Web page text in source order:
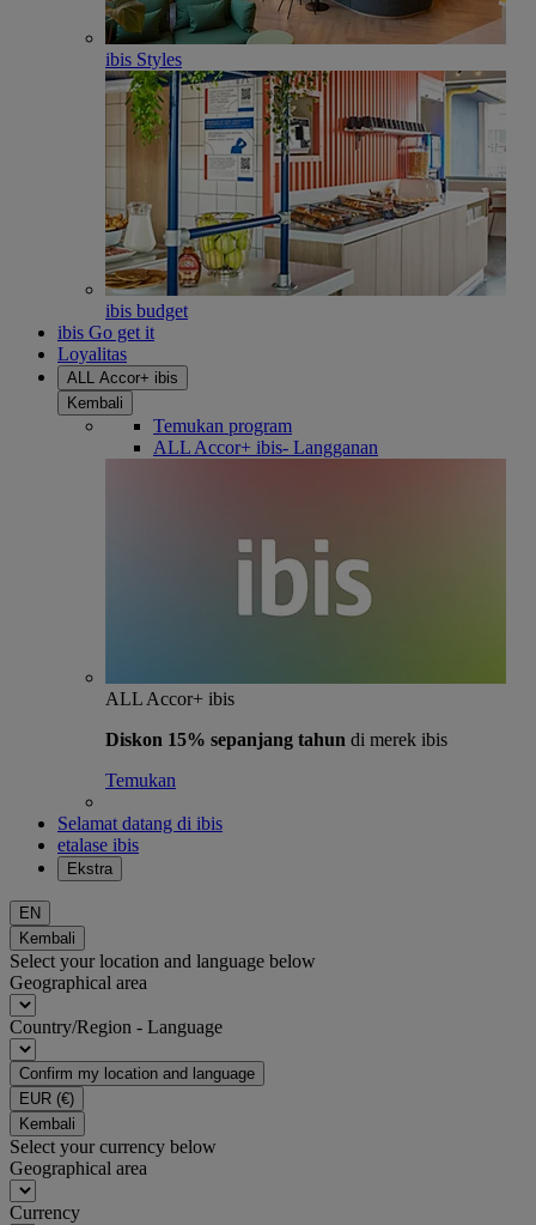
ibis Styles
ibis budget
ibis Go get it
Loyalitas
ALL Accor+ ibis
Kembali
Temukan program
ALL Accor+ ibis- Langganan
ALL Accor+ ibis
Diskon 15% sepanjang tahun di merek ibis
Temukan
Selamat datang di ibis
etalase ibis
Ekstra
EN
Kembali
Select your location and language below
Geographical area
Country/Region - Language
Confirm my location and language
EUR (€)
Kembali
Select your currency below
Geographical area
Currency